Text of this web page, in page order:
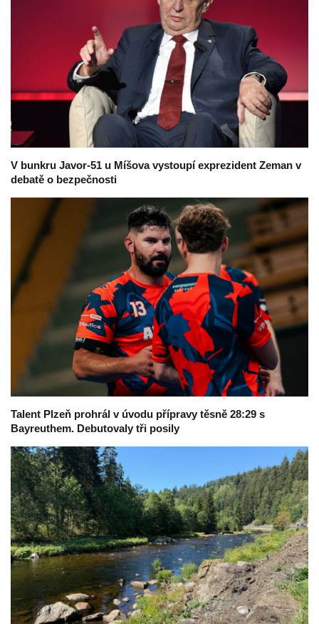
V bunkru Javor-51 u Míšova vystoupí exprezident Zeman v
debatě o bezpečnosti
Talent Plzeň prohrál v úvodu přípravy těsně 28:29 s
Bayreuthem. Debutovaly tři posily